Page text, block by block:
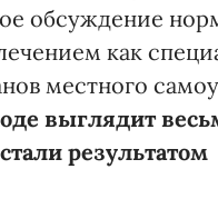
обсуждение
как
местного
выглядит
результатом